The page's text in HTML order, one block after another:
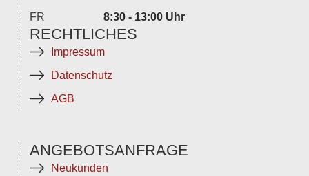
FR 8:30 - 13:00 Uhr
RECHTLICHES
Impressum
Datenschutz
AGB
ANGEBOTSANFRAGE
Neukunden